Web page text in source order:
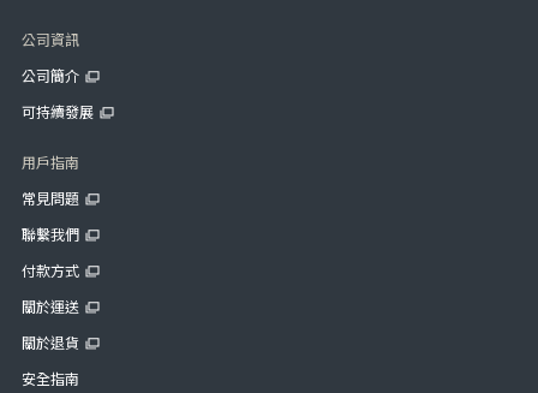
公司資訊
公司簡介
可持續發展
用戶指南
常見問題
聯繫我們
付款方式
關於運送
關於退貨
安全指南